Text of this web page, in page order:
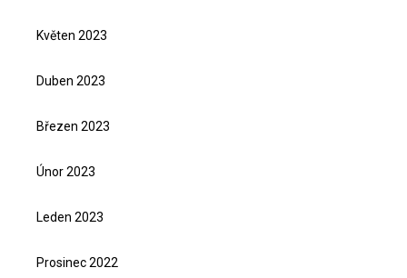
Květen 2023
Duben 2023
Březen 2023
Únor 2023
Leden 2023
Prosinec 2022